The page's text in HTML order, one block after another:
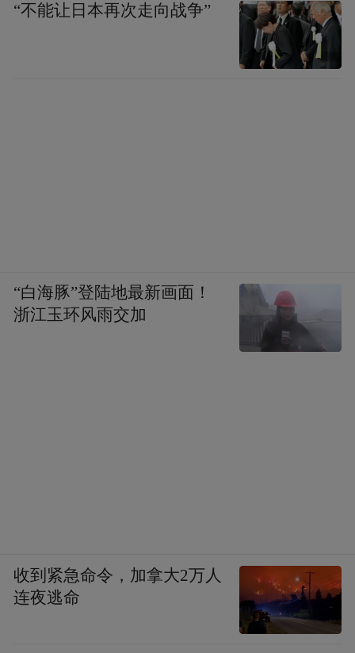
“不能让日本再次走向战争”
“白海豚”登陆地最新画面！
浙江玉环风雨交加
收到紧急命令，加拿大2万人
连夜逃命